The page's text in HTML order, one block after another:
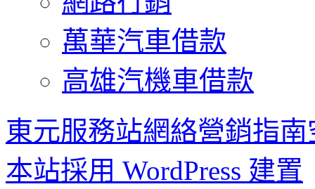
萬華汽車借款
高雄汽機車借款
東元服務站網絡營銷指南
本站採用 WordPress 建置